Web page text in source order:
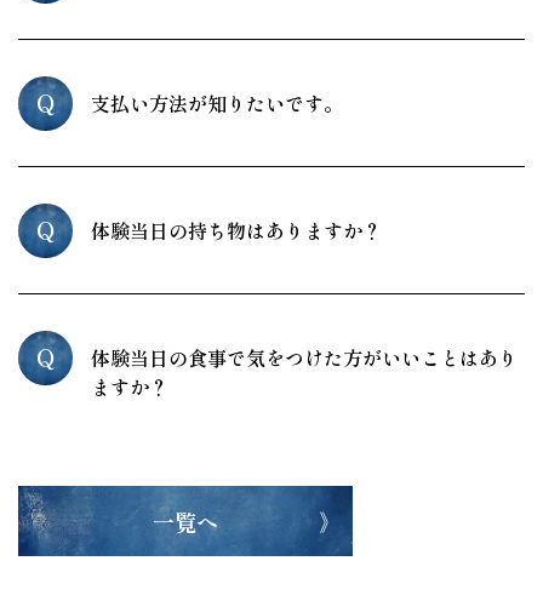
Q 支払い方法が知りたいです。
Q 体験当日の持ち物はありますか？
Q
体験当日の食事で気をつけた方がいいことはあり
ますか？
一覧へ